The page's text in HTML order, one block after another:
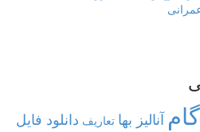
آنالیز بها تعاریف دانلود فایل